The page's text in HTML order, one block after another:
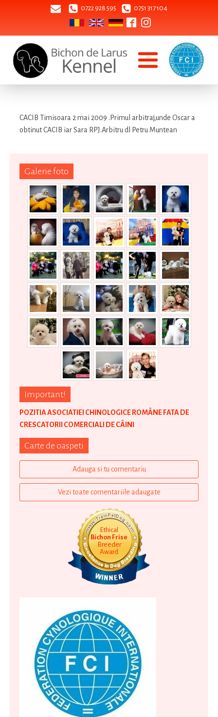
0722 928 595 0751 317 104
Galerie foto
Important!
POZITIA ASOCIATIEI CHINOLOGICE ROMÂNE FATA DE
CRESCATORII COMERCIALI DE CÂINI
Carte de oaspeti
Adauga si tu comentariu
Vezi toate comentariile adaugate
Ethical
Bichon Frise
Breeder
Award
CACIB Timisoara 2 mai 2009 .Primul arbitraj,unde Oscar a
obtinut CACIB iar Sara RPJ.Arbitru dl Petru Muntean